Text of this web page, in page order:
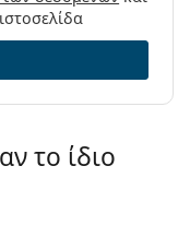
το ίδιο